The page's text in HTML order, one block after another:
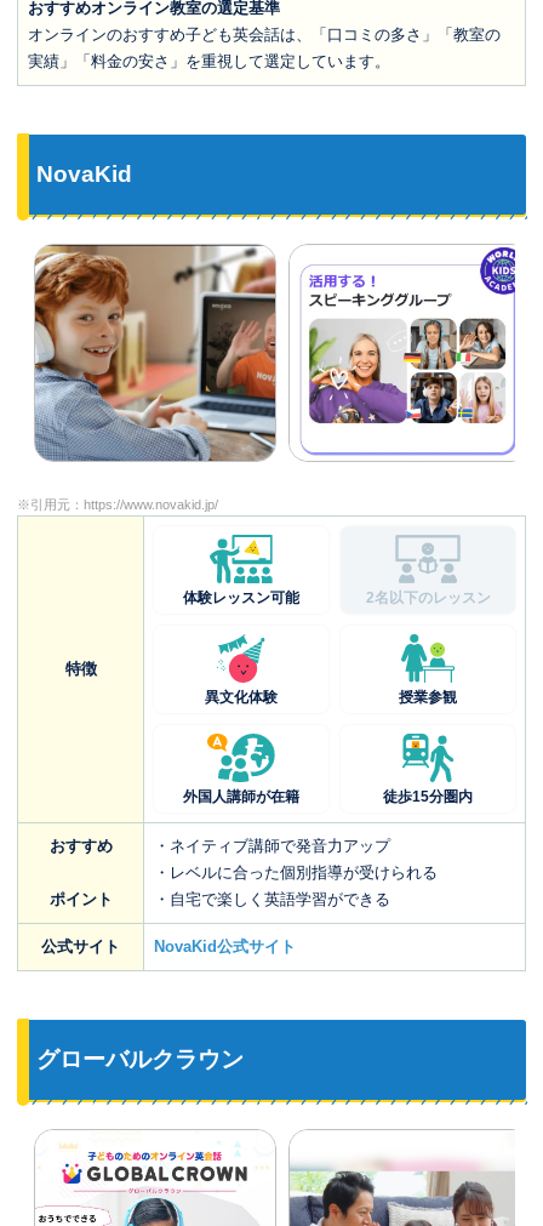
おすすめオンライン教室の選定基準
オンラインのおすすめ子ども英会話は、「口コミの多さ」「教室の
実績」「料金の安さ」を重視して選定しています。
NovaKid
※引用元： https://www.novakid.jp/
特徴
体験レッスン可能 2名以下のレッスン
異文化体験 授業参観
外国人講師が在籍 徒歩15分圏内
おすすめ
ポイント
・ネイティブ講師で発音力アップ
・レベルに合った個別指導が受けられる
・自宅で楽しく英語学習ができる
公式サイト NovaKid公式サイト
グローバルクラウン